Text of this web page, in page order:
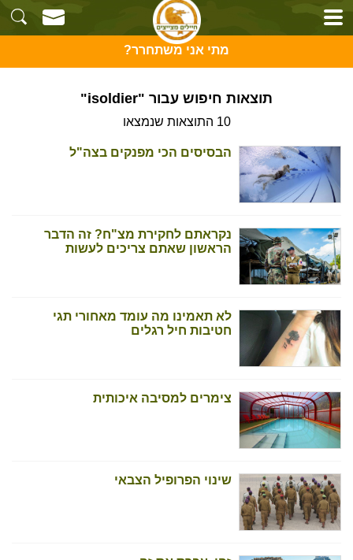
מתי אני משתחרר?
תוצאות חיפוש עבור "isoldier"
10 התוצאות שנמצאו
הבסיסים הכי מפנקים בצה"ל
נקראתם לחקירת מצ"ח? זה הדבר
הראשון שאתם צריכים לעשות
לא תאמינו מה עומד מאחורי תגי
חטיבות חיל רגלים
צימרים למסיבה איכותית
שינוי הפרופיל הצבאי